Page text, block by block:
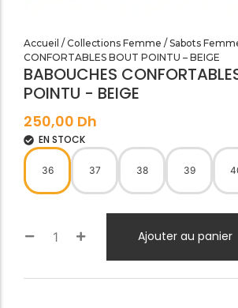
Accueil / Collections Femme / Sabots
CONFORTABLES BOUT POINTU – BEIGE
BABOUCHES
POINTU - BEIGE
250,00 Dh
EN STOCK
36 37 38 39
Ajouter au panier